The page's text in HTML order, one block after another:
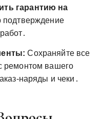
гарантию на
подтверждение
Сохраняйте все
ремонтом вашего
наряды и чеки․